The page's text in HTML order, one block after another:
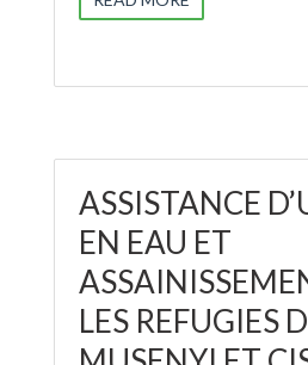
ASSISTANCE
EN EAU ET
LES REFUGIES